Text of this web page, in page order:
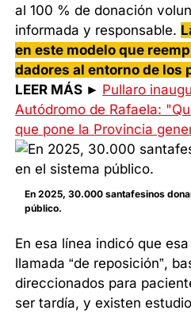
al 100 % de donación
informada y responsable.
en este modelo que
dadores al entorno de los
LEER MÁS ► Pullaro
Autódromo de Rafaela:
que pone la Provincia
En 2025, 30.000 santafesinos
público.
En esa línea indicó que
llamada “de reposición”,
direccionados para
ser tardía, y existen